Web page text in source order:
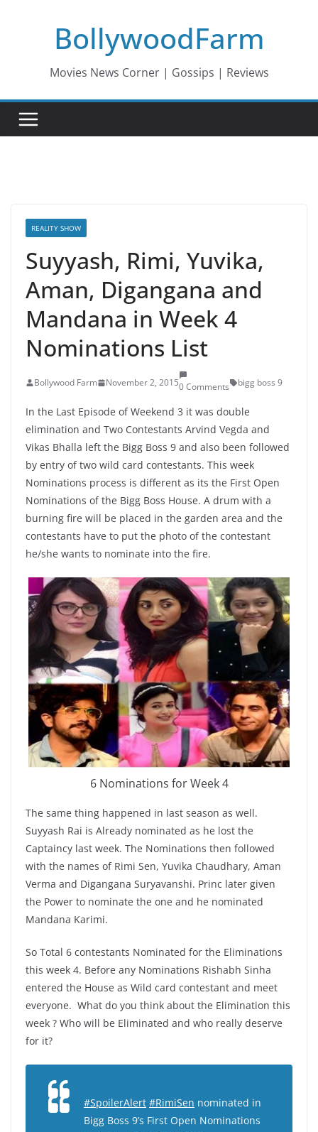
BollywoodFarm
Movies News Corner | Gossips | Reviews
REALITY SHOW
Suyyash, Rimi, Yuvika,
Aman, Digangana and
Mandana in Week 4
Nominations List
Bollywood Farm November 2, 20150 Comments bigg boss 9
In the Last Episode of Weekend 3 it was double
elimination and Two Contestants Arvind Vegda and
Vikas Bhalla left the Bigg Boss 9 and also been followed
by entry of two wild card contestants. This week
Nominations process is different as its the First Open
Nominations of the Bigg Boss House. A drum with a
burning fire will be placed in the garden area and the
contestants have to put the photo of the contestant
he/she wants to nominate into the fire.
6 Nominations for Week 4
The same thing happened in last season as well.
Suyyash Rai is Already nominated as he lost the
Captaincy last week. The Nominations then followed
with the names of Rimi Sen, Yuvika Chaudhary, Aman
Verma and Digangana Suryavanshi. Princ later given
the Power to nominate the one and he nominated
Mandana Karimi.
So Total 6 contestants Nominated for the Eliminations
this week 4. Before any Nominations Rishabh Sinha
entered the House as Wild card contestant and meet
everyone. What do you think about the Elimination this
week ? Who will be Eliminated and who really deserve
for it?
#SpoilerAlert #RimiSen nominated in
Bigg Boss 9’s First Open Nominations